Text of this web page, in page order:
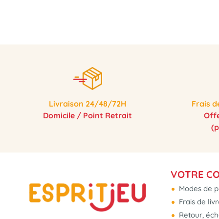
Livraison 24/48/72H
Domicile / Point Retrait
Frais
VOTRE
Modes de
Frais de
Retour,